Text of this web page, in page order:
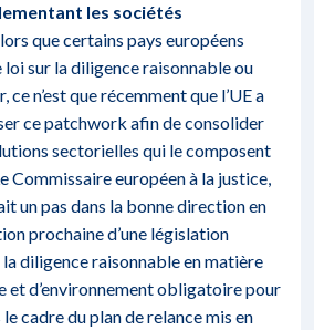
les sociétés
que certains pays européens
loi sur la diligence raisonnable ou
ce n’est que récemment que l’UE a
ce patchwork afin de consolider
sectorielles qui le composent
Commissaire européen à la justice,
un pas dans la bonne direction en
prochaine d’une législation
diligence raisonnable en matière
et d’environnement obligatoire pour
cadre du plan de relance mis en